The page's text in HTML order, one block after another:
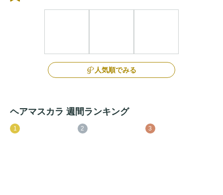
人気順でみる
ヘアマスカラ 週間ランキング
1 2 3